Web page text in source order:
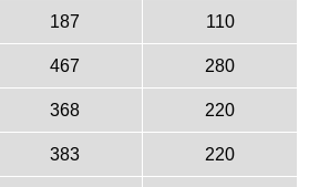
187 110
467 280
368 220
383 220